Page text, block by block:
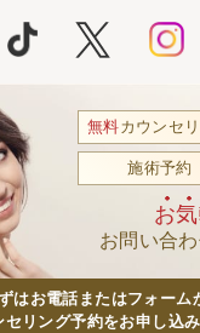
無料カウンセ
施術予約
お
お問い合
はお電話またはフォーム
リング予約をお申し込み